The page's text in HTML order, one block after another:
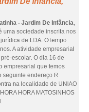
- Jardim De Infância,
uma sociedade inscrita nos
de LDA. O tempo
A atividade empresarial
escolar. O dia 16 de
empresarial que temos
seguinte endereço R
na localidade de UNIAO
HORA MATOSINHOS